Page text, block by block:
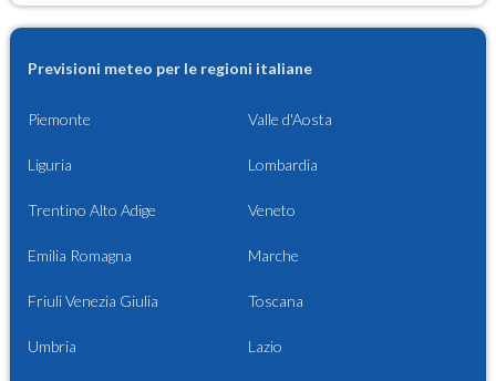
Previsioni meteo per le regioni italiane
Piemonte Valle d'Aosta
Liguria Lombardia
Trentino Alto Adige Veneto
Emilia Romagna Marche
Friuli Venezia Giulia Toscana
Umbria Lazio